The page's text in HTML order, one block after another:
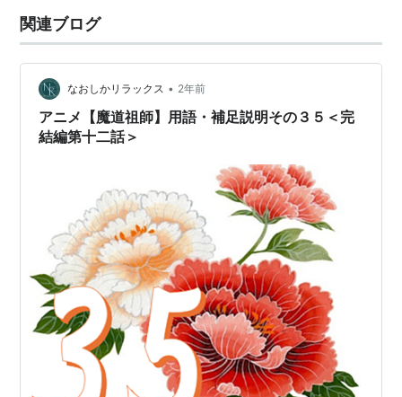
関連ブログ
なおしかリラックス • 2年前
アニメ【魔道祖師】用語・補足説明その３５＜完
結編第十二話＞